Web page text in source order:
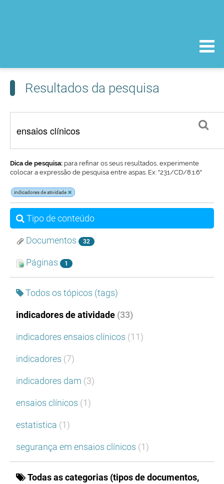
Resultados da pesquisa
Dica de pesquisa: para refinar os seus resultados, experimente
colocar a expressão de pesquisa entre aspas. Ex: "231/CD/8.1.6"
indicadores de atividade
Tipo de conteúdo
Documentos 32
Páginas 1
Todos os tópicos (tags)
indicadores de atividade (33)
indicadores ensaios clínicos (11)
indicadores (7)
indicadores dam (3)
ensaios clínicos (1)
estatistica (1)
segurança em ensaios clínicos (1)
Todas as categorias (tipos de documentos,